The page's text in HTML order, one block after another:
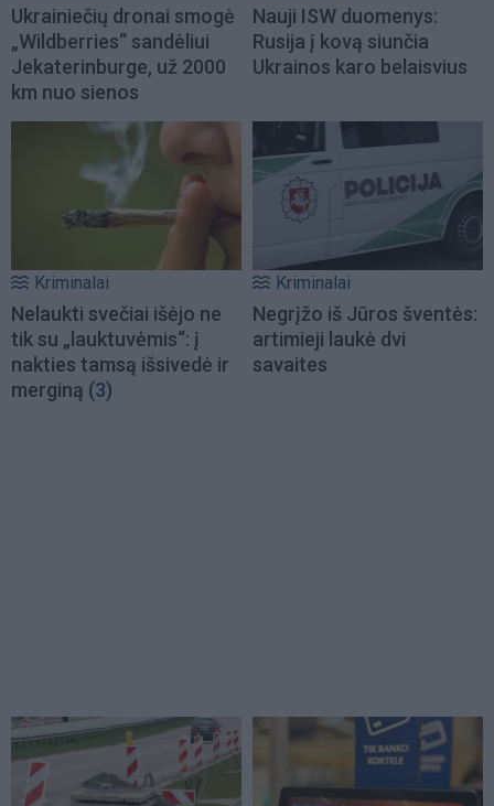
Ukrainiečių dronai smogė
„Wildberries“ sandėliui
Jekaterinburge, už 2000
km nuo sienos
Nauji ISW duomenys:
Rusija į kovą siunčia
Ukrainos karo belaisvius
Kriminalai
Nelaukti svečiai išėjo ne
tik su „lauktuvėmis“: į
nakties tamsą išsivedė ir
merginą (3)
Kriminalai
Negrįžo iš Jūros šventės:
artimieji laukė dvi
savaites